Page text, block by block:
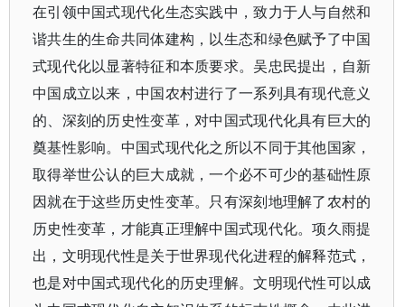
在引领中国式现代化生态实践中，致力于人与自然和
谐共生的生命共同体建构，以生态和绿色赋予了中国
式现代化以显著特征和本质要求。吴忠民提出，自新
中国成立以来，中国农村进行了一系列具有现代意义
的、深刻的历史性变革，对中国式现代化具有巨大的
奠基性影响。中国式现代化之所以不同于其他国家，
取得举世公认的巨大成就，一个必不可少的基础性原
因就在于这些历史性变革。只有深刻地理解了农村的
历史性变革，才能真正理解中国式现代化。项久雨提
出，文明现代性是关于世界现代化进程的解释范式，
也是对中国式现代化的历史理解。文明现代性可以成